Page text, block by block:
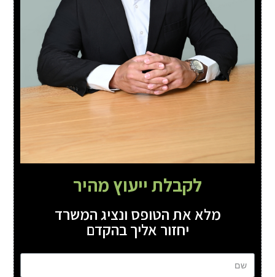
לקבלת ייעוץ מהיר
מלא את הטופס ונציג המשרד
יחזור אליך בהקדם